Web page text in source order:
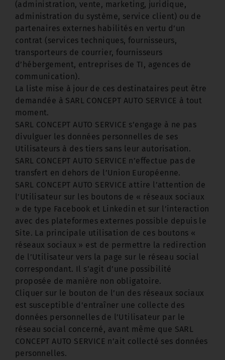
(administration, vente, marketing, juridique,
administration du système, service client) ou de
partenaires externes habilités en vertu d’un
contrat (services techniques, fournisseurs,
transporteurs de courrier, fournisseurs
d’hébergement, entreprises de TI, agences de
communication).
La liste mise à jour de ces destinataires peut être
demandée à SARL CONCEPT AUTO SERVICE à tout
moment.
SARL CONCEPT AUTO SERVICE s’engage à ne pas
divulguer les données personnelles de ses
Utilisateurs à des tiers sans leur autorisation.
SARL CONCEPT AUTO SERVICE n’effectue pas de
transfert en dehors de l’Union Européenne.
SARL CONCEPT AUTO SERVICE attire l’attention de
l’Utilisateur sur les boutons de « réseaux sociaux
» de type Facebook et Linkedin et sur l’interaction
avec des plateformes externes possible depuis le
Site. La principale utilisation de ces boutons «
réseaux sociaux » est de permettre la redirection
de l’Utilisateur vers la page sur le réseau social
correspondant. Il s’agit d’une possibilité
proposée de manière non obligatoire.
Cliquer sur le bouton de l’un des réseaux sociaux
est susceptible d'entraîner une collecte des
données personnelles de l’Utilisateur par le
réseau social concerné, avant même que SARL
CONCEPT AUTO SERVICE n’ait collecté ses données
personnelles.